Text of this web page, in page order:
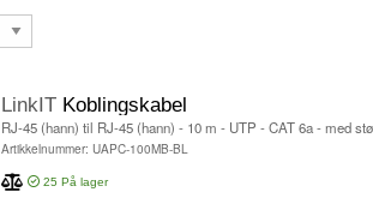
LinkIT Koblingskabel
RJ-45 (hann) til RJ-45 (hann) - 10 m - UTP - CAT 6a - med
Artikkelnummer: UAPC-100MB-BL
25 På lager